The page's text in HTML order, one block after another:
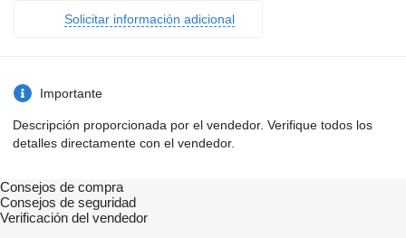
Solicitar información adicional
Importante
Descripción proporcionada por el vendedor. Verifique todos los
detalles directamente con el vendedor.
Consejos de compra
Consejos de seguridad
Verificación del vendedor